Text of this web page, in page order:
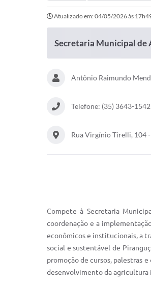
Atualizado em: 04/05/2026 às
Secretaria Municipal
Antônio Raimundo
Telefone: (35) 3643-1542
Rua Virgínio Tirelli, 104
Compete à Secretaria
coordenação e a
econômicos e institucionais, a
social e sustentável de
promoção de cursos, palestras
desenvolvimento da agricultura